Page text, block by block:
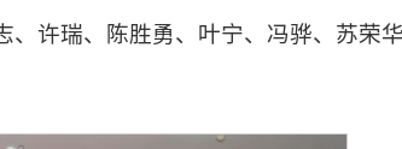
许瑞、陈胜勇、叶宁、冯骅、苏荣